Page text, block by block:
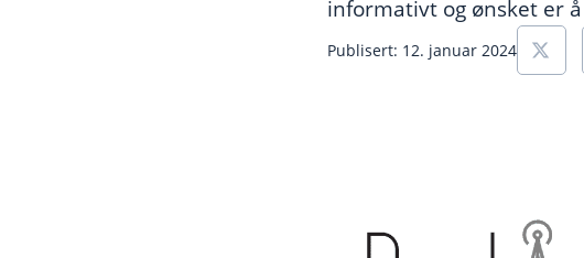
informativt og ønsket er
Publisert: 12. januar 2024